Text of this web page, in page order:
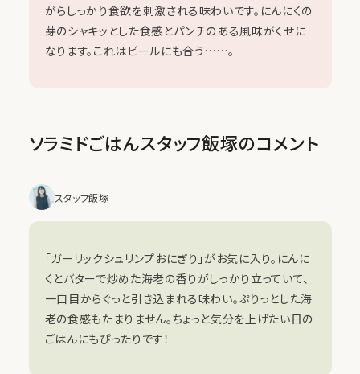
がらしっかり食欲を刺激される味わいです。にんにくの
芽のシャキッとした食感とパンチのある風味がくせに
なります。これはビールにも合う……。
ソラミドごはんスタッフ飯塚のコメント
スタッフ飯塚
「ガーリックシュリンプおにぎり」がお気に入り。にんに
くとバターで炒めた海老の香りがしっかり立っていて、
一口目からぐっと引き込まれる味わい。ぷりっとした海
老の食感もたまりません。ちょっと気分を上げたい日の
ごはんにもぴったりです！